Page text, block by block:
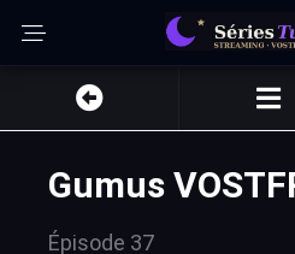
Gumus
Épisode 37